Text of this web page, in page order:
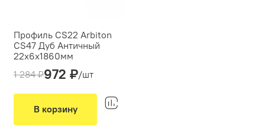
Профиль CS22 Arbiton
CS47 Дуб Античный
22x6x1860мм
Производитель: Arbiton
клеевой/шип паз
1 284 ₽972 ₽/шт
В корзину